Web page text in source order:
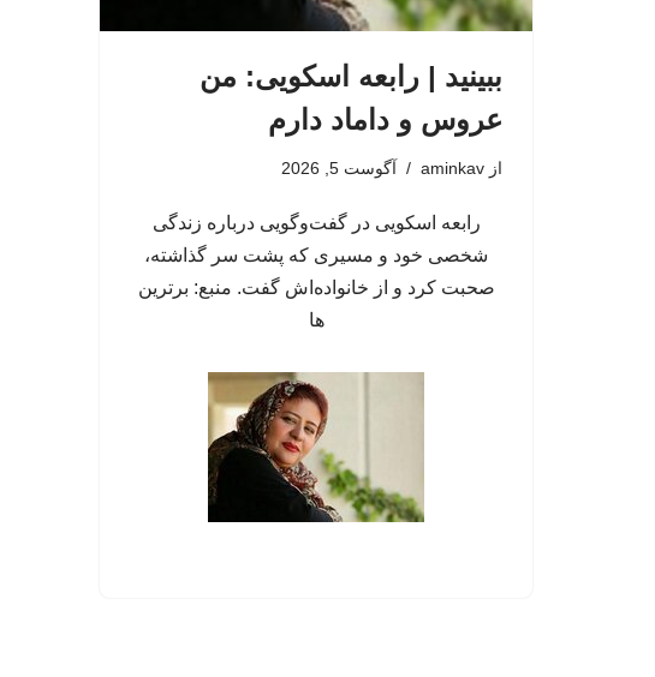
ببینید | رابعه اسکویی: من
عروس و داماد دارم
از aminkav آگوست 5, 2026
رابعه اسکویی در گفت‌وگویی درباره زندگی
شخصی خود و مسیری که پشت سر گذاشته،
صحبت کرد و از خانواده‌اش گفت. منبع: برترین
ها